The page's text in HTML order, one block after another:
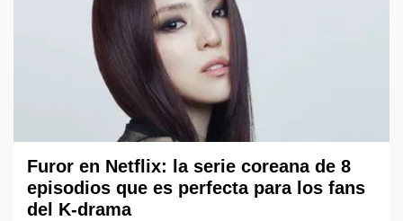
Furor en Netflix: la serie coreana de 8
episodios que es perfecta para los fans
del K-drama